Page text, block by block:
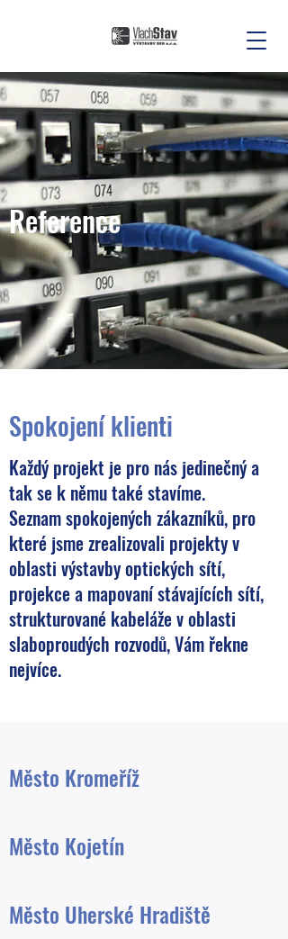
Spokojení klienti
Každý projekt je pro nás jedinečný a
tak se k němu také stavíme.
Seznam spokojených zákazníků, pro
které jsme zrealizovali projekty v
oblasti výstavby optických sítí,
projekce a mapovaní stávajících sítí,
strukturované kabeláže v oblasti
slaboproudých rozvodů, Vám řekne
nejvíce.
Reference
Město Kromeříž
Město Kojetín
Město Uherské Hradiště